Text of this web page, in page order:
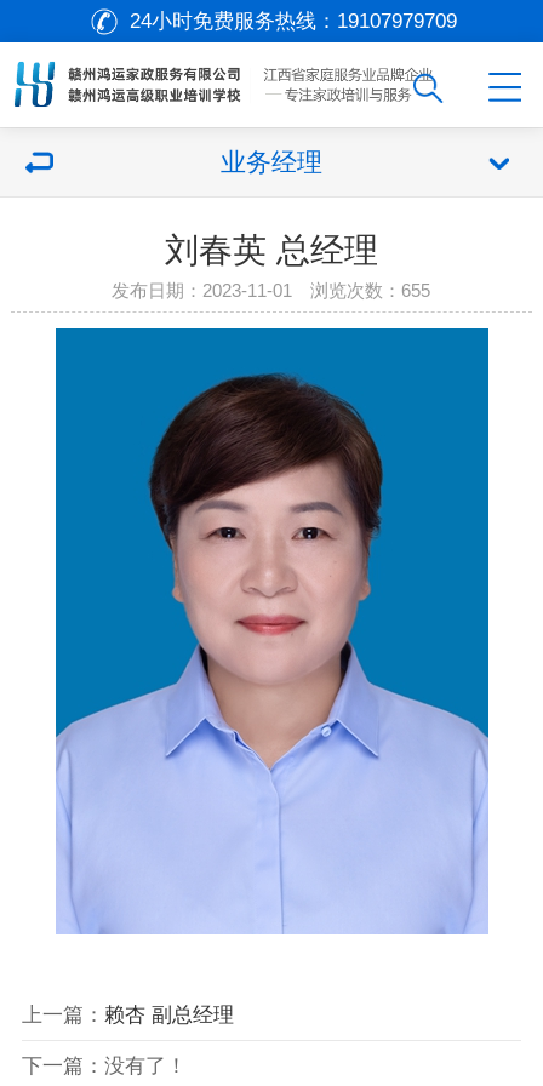
24小时免费服务热线： 19107979709
业务经理
刘春英 总经理
发布日期：2023-11-01 浏览次数： 655
上一篇： 赖杏 副总经理
下一篇：没有了！